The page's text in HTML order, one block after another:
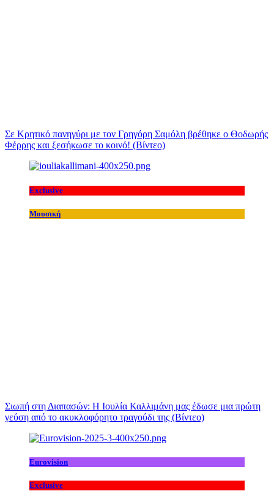
Σε Κρητικό πανηγύρι με τον Γρηγόρη Σαμόλη βρέθηκε ο Θοδωρής
Φέρρης και ξεσήκωσε το κοινό! (Βίντεο)
Exclusive
Μουσική
Σιωπή στη Διαπασών: Η Ιουλία Καλλιμάνη μας έδωσε μια πρώτη
γεύση από το ακυκλοφόρητο τραγούδι της (Βίντεο)
Eurovision
Exclusive